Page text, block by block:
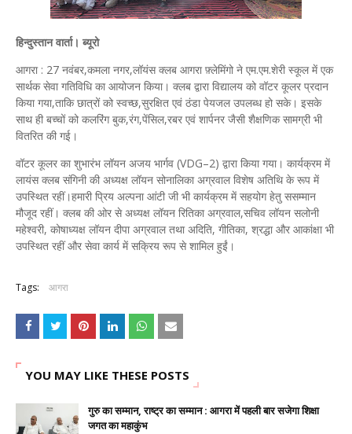
हिन्दुस्तान वार्ता। ब्यूरो
आगरा : 27 नवंबर,कमला नगर,लॉयंस क्लब आगरा फ़्लेमिंगो ने एम.एम.शेरी स्कूल में एक
सार्थक सेवा गतिविधि का आयोजन किया। क्लब द्वारा विद्यालय को वॉटर कूलर प्रदान
किया गया,ताकि छात्रों को स्वच्छ,सुरक्षित एवं ठंडा पेयजल उपलब्ध हो सके। इसके
साथ ही बच्चों को कलरिंग बुक,रंग,पेंसिल,रबर एवं शार्पनर जैसी शैक्षणिक सामग्री भी
वितरित की गई।
वॉटर कूलर का शुभारंभ लॉयन अजय भार्गव (VDG–2) द्वारा किया गया। कार्यक्रम में
लायंस क्लब संगिनी की अध्यक्ष लॉयन सोनालिका अग्रवाल विशेष अतिथि के रूप में
उपस्थित रहीं।हमारी प्रिय अल्पना आंटी जी भी कार्यक्रम में सहयोग हेतु ससम्मान
मौजूद रहीं। क्लब की ओर से अध्यक्ष लॉयन रितिका अग्रवाल,सचिव लॉयन सलोनी
महेश्वरी, कोषाध्यक्ष लॉयन दीपा अग्रवाल तथा अदिति, गीतिका, श्रद्धा और आकांक्षा भी
उपस्थित रहीं और सेवा कार्य में सक्रिय रूप से शामिल हुईं।
Tags: आगरा
YOU MAY LIKE THESE POSTS
गुरु का सम्मान, राष्ट्र का सम्मान : आगरा में पहली बार सजेगा शिक्षा
जगत का महाकुंभ